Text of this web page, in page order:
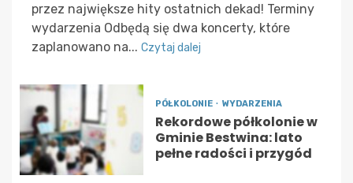
przez największe hity ostatnich dekad! Terminy
wydarzenia Odbędą się dwa koncerty, które
zaplanowano na... Czytaj dalej
PÓŁKOLONIE WYDARZENIA
Rekordowe półkolonie w
Gminie Bestwina: lato
pełne radości i przygód